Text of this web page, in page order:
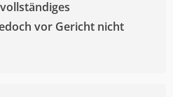
vor Gericht nicht